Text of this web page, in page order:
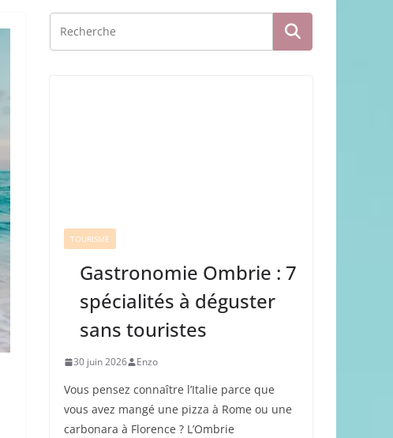
TOURISME
Gastronomie Ombrie : 7
spécialités à déguster
sans touristes
30 juin 2026 Enzo
Vous pensez connaître l’Italie parce que
vous avez mangé une pizza à Rome ou une
carbonara à Florence ? L’Ombrie